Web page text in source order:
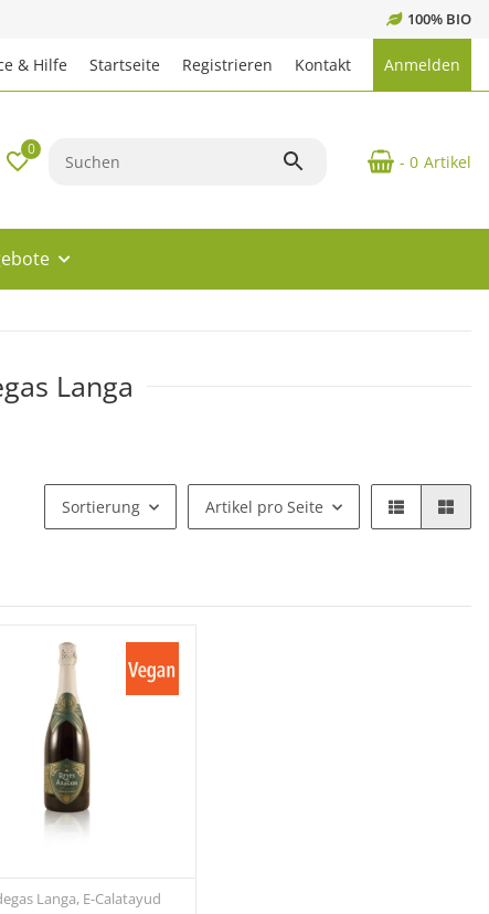
100% BIO
& Hilfe Startseite Registrieren Kontakt Anmelden
0
- 0 Artikel
Langa
Sortierung Artikel pro Seite
Schnellkauf
Langa, E-Calatayud